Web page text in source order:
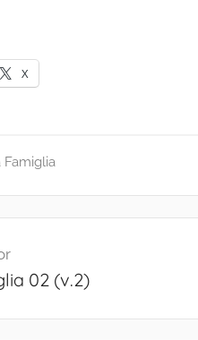
X
Famiglia
02 (v.2)